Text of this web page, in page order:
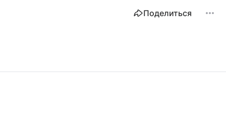
Поделиться